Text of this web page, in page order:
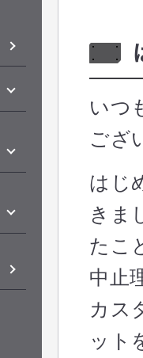
いつ
ござ
はじ
きま
たこ
中止
カス
ット